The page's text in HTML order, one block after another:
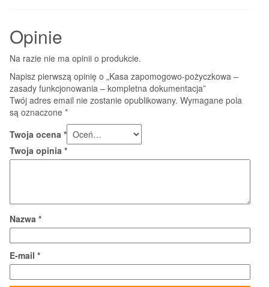
Opinie
Na razie nie ma opinii o produkcie.
Napisz pierwszą opinię o „Kasa zapomogowo-pożyczkowa –
zasady funkcjonowania – kompletna dokumentacja”
Twój adres email nie zostanie opublikowany. Wymagane pola
są oznaczone *
Twoja ocena *
Twoja opinia *
Nazwa *
E-mail *